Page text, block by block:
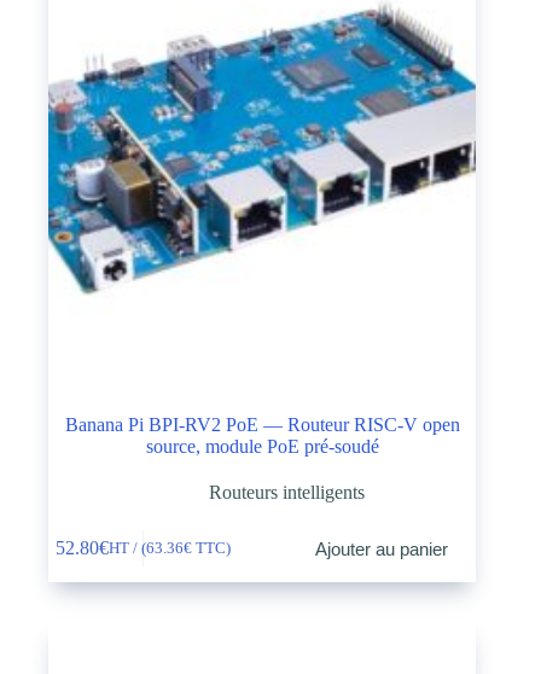
Banana Pi BPI-RV2 PoE — Routeur RISC-V open
source, module PoE pré-soudé
Routeurs intelligents
52.80€HT / (63.36€ TTC) Ajouter au panier